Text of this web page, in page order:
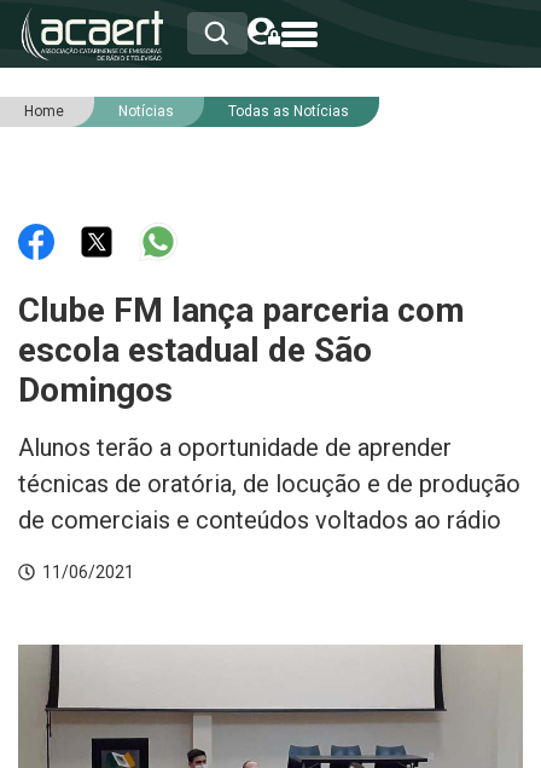
HOME
RNA
NOTÍCIAS
SERVIÇOS
INTEGRIDADE
Home Notícias Todas as Notícias
Clube FM lança parceria com
escola estadual de São
Domingos
Alunos terão a oportunidade de aprender
técnicas de oratória, de locução e de produção
de comerciais e conteúdos voltados ao rádio
11/06/2021